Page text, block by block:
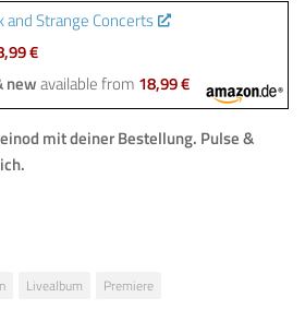
and Strange Concerts
€
newavailable from 18,99 €
mit deiner Bestellung. Pulse &
Livealbum Premiere